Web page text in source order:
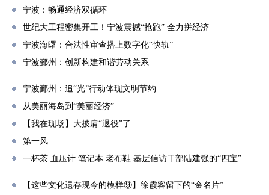
宁波：畅通经济双循环
世纪大工程密集开工！宁波震撼“抢跑” 全力拼经济
宁波海曙：合法性审查搭上数字化“快轨”
宁波鄞州：创新构建和谐劳动关系
宁波鄞州：追“光”行动体现文明节约
从美丽海岛到“美丽经济”
【我在现场】大披肩“退役”了
第一风
一杯茶 血压计 笔记本 老布鞋 基层信访干部陆建强的“四宝”
【这些文化遗存现今的模样⑨】徐霞客留下的“金名片”